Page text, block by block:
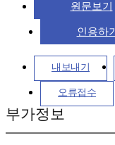
원문보기
인용하기
내보내기
오류접수
부가정보